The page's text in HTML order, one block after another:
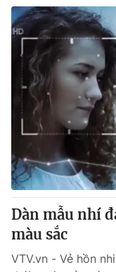
Dàn mẫu nhí
màu sắc
VTV.vn - Vẻ hồn